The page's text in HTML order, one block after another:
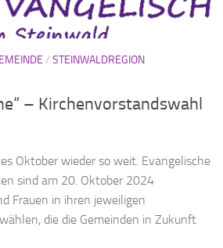
/ STEINWALDREGION
– Kirchenvorstandswahl
Oktober wieder so weit. Evangelische
sind am 20. Oktober 2024
Frauen in ihren jeweiligen
die die Gemeinden in Zukunft